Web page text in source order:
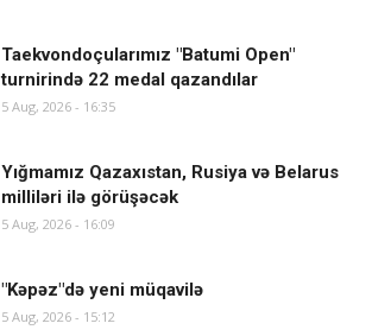
Taekvondoçularımız "Batumi Open"
turnirində 22 medal qazandılar
5 Aug, 2026 - 16:35
Yığmamız Qazaxıstan, Rusiya və Belarus
milliləri ilə görüşəcək
5 Aug, 2026 - 16:09
"Kəpəz"də yeni müqavilə
5 Aug, 2026 - 15:12